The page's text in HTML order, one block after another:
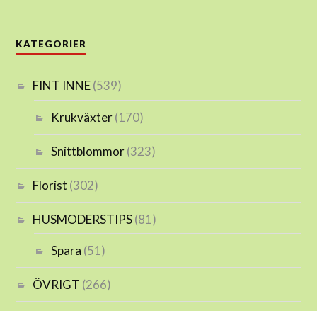
KATEGORIER
FINT INNE(539)
Krukväxter(170)
Snittblommor(323)
Florist (302)
HUSMODERSTIPS(81)
Spara (51)
ÖVRIGT (266)